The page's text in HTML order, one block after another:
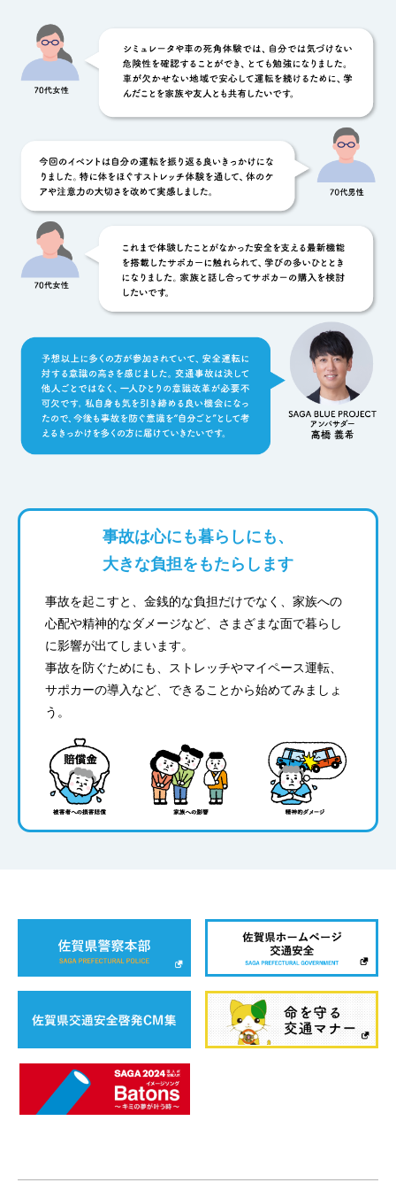
事故は心にも暮らしにも、
大きな負担をもたらします
事故を起こすと、金銭的な負担だけでなく、家族への
心配や精神的なダメージなど、さまざまな面で暮らし
に影響が出てしまいます。
事故を防ぐためにも、ストレッチやマイペース運転、
サポカーの導入など、できることから始めてみましょ
う。